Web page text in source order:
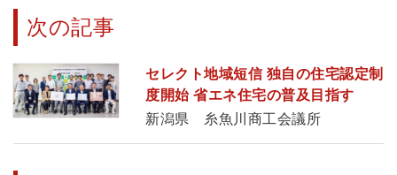
次の記事
セレクト地域短信 独自の住宅認定制
度開始 省エネ住宅の普及目指す
新潟県 糸魚川商工会議所